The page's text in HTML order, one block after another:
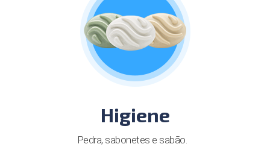
Higiene
Pedra, sabonetes e sabão.